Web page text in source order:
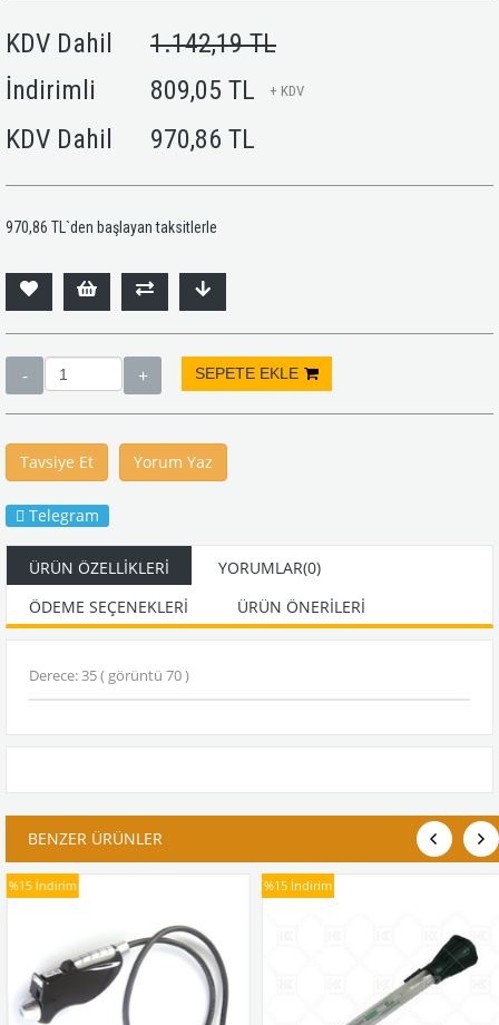
KDV Dahil
1.142,19 TL
İndirimli
809,05 TL + KDV
KDV Dahil 970,86 TL
970,86 TL `den başlayan taksitlerle
Tavsiye Et Yorum Yaz
Telegram
ÜRÜN ÖZELLIKLERI YORUMLAR(0)
ÖDEME SEÇENEKLERI
ÜRÜN ÖNERILERI
Derece: 35 ( görüntü 70 )
BENZER ÜRÜNLER
%15 İndirim %15 İndirim